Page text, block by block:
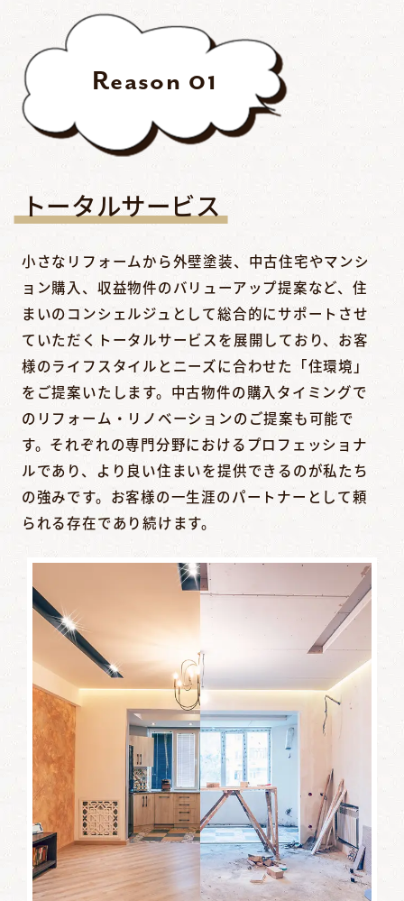
Reason 01
トータルサービス
小さなリフォームから外壁塗装、中古住宅やマンシ
ョン購入、収益物件のバリューアップ提案など、住
まいのコンシェルジュとして総合的にサポートさせ
ていただくトータルサービスを展開しており、お客
様のライフスタイルとニーズに合わせた「住環境」
をご提案いたします。中古物件の購入タイミングで
のリフォーム・リノベーションのご提案も可能で
す。それぞれの専門分野におけるプロフェッショナ
ルであり、より良い住まいを提供できるのが私たち
の強みです。お客様の一生涯のパートナーとして頼
られる存在であり続けます。